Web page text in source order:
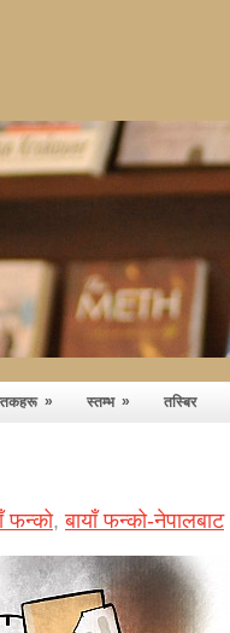
» स्तम्भ » तस्बिर
फन्को,बायाँ फन्को-नेपालबाट